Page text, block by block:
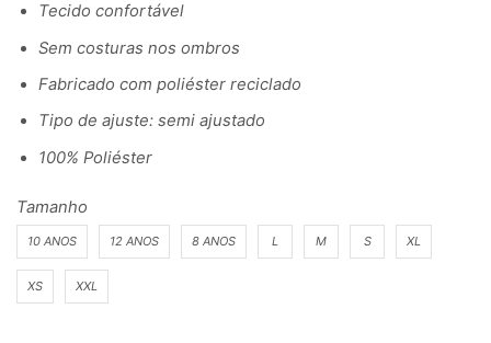
Tecido confortável
Sem costuras nos ombros
Fabricado com poliéster reciclado
Tipo de ajuste: semi ajustado
100% Poliéster
Tamanho
10 ANOS 12 ANOS 8 ANOS L M S XL
XS XXL